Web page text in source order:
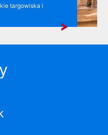
targowiska i